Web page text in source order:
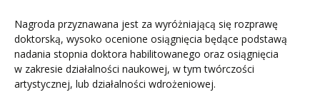
Nagroda przyznawana jest za wyróżniającą się rozprawę
doktorską, wysoko ocenione osiągnięcia będące podstawą
nadania stopnia doktora habilitowanego oraz osiągnięcia
w zakresie działalności naukowej, w tym twórczości
artystycznej, lub działalności wdrożeniowej.